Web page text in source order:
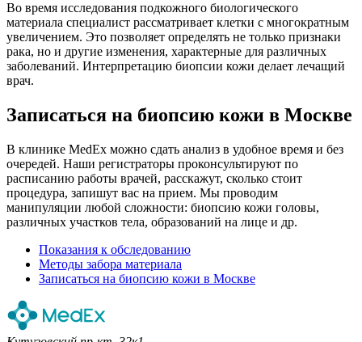
Во время исследования подкожного биологического
материала специалист рассматривает клетки с многократным
увеличением. Это позволяет определять не только признаки
рака, но и другие изменения, характерные для различных
заболеваний. Интерпретацию биопсии кожи делает лечащий
врач.
Записаться на биопсию кожи в Москве
В клинике MedEx можно сдать анализ в удобное время и без
очередей. Наши регистраторы проконсультируют по
расписанию работы врачей, расскажут, сколько стоит
процедура, запишут вас на прием. Мы проводим
манипуляции любой сложности: биопсию кожи головы,
различных участков тела, образований на лице и др.
Показания к обследованию
Методы забора материала
Записаться на биопсию кожи в Москве